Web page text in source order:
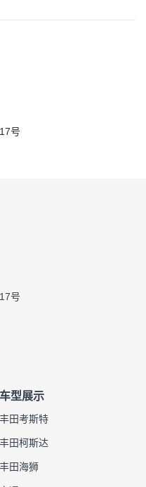
号
号
车型展示
丰田考斯特
丰田柯斯达
丰田海狮